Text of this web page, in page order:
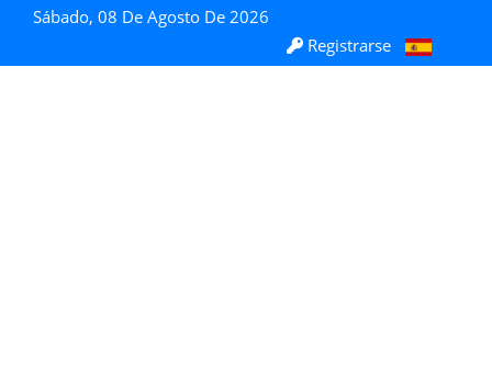
Sábado, 08 De Agosto De 2026
Registrarse